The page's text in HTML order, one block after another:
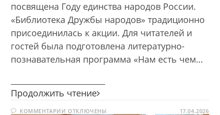
посвящена Году единства народов России.
«Библиотека Дружбы народов» традиционно
присоединилась к акции. Для читателей и
гостей была подготовлена литературно-
познавательная программа «Нам есть чем…
Продолжить чтение Нам
чем
КОММЕНТАРИИ К
ОТКЛЮЧЕНЫ 17.04.2026